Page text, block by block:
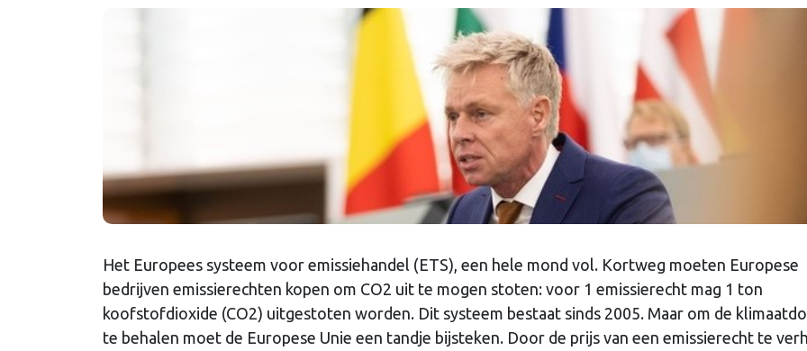
Het Europees systeem voor emissiehandel (ETS), een hele mond vol. Kortweg moeten Europese
bedrijven emissierechten kopen om CO2 uit te mogen stoten: voor 1 emissierecht mag 1 ton
koofstofdioxide (CO2) uitgestoten worden. Dit systeem bestaat sinds 2005. Maar om de
te behalen moet de Europese Unie een tandje bijsteken. Door de prijs van een emissierecht te